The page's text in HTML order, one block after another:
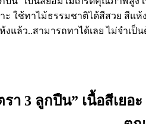
ใช้ทาไม้ธรรมชาติได้สีสวย สีแห้ง
แล้ว..สามารถทาได้เลย ไม่จำเป็
รา 3 ลูกปืน” เนื้อสีเยอ